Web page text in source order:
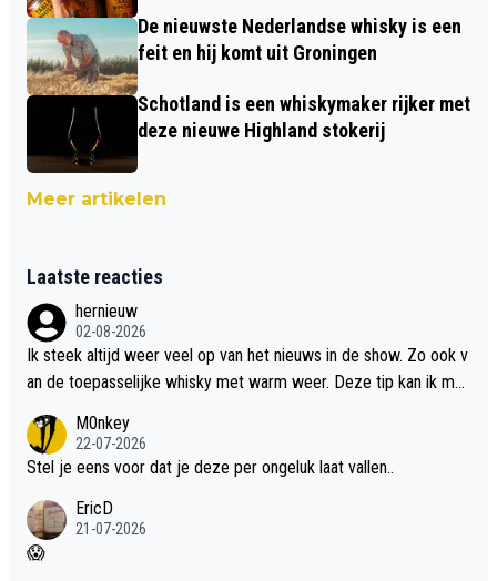
De nieuwste Nederlandse whisky is een
feit en hij komt uit Groningen
Schotland is een whiskymaker rijker met
deze nieuwe Highland stokerij
Meer artikelen
Laatste reacties
hernieuw
02-08-2026
Ik steek altijd weer veel op van het nieuws in de show. Zo ook v
an de toepasselijke whisky met warm weer. Deze tip kan ik met
M0nkey
22-07-2026
Stel je eens voor dat je deze per ongeluk laat vallen..
EricD
21-07-2026
😱